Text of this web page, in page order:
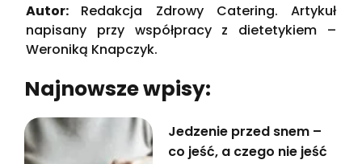
Autor: Redakcja Zdrowy Catering. Artykuł
napisany przy współpracy z dietetykiem –
Weroniką Knapczyk.
Najnowsze wpisy:
Jedzenie przed snem –
co jeść, a czego nie jeść